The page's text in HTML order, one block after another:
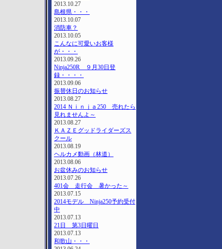
2013.10.27
島根県・・・
2013.10.07
消防車？
2013.10.05
こんなに可愛いお客様
が・・・
2013.09.26
Ninja250R ９月30日登
録・・・・
2013.09.06
振替休日のお知らせ
2013.08.27
2014 Ｎｉｎｊａ250 売れたら
見れませんよ～
2013.08.27
ＫＡＺＥグッドライダーズス
クール
2013.08.19
ヘルカメ動画（林道）
2013.08.06
お盆休みのお知らせ
2013.07.26
401会 走行会 暑かった～
2013.07.15
2014モデル Ninja250予約受付
中
2013.07.13
21日 第3日曜日
2013.07.13
和歌山・・・